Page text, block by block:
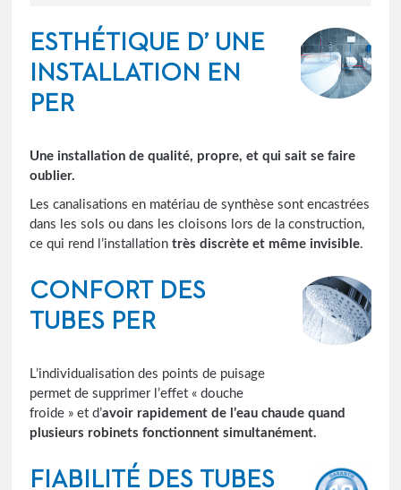
ESTHÉTIQUE D’ UNE
INSTALLATION EN
PER
Une installation de qualité, propre, et qui sait se faire
oublier.
Les canalisations en matériau de synthèse sont encastrées
dans les sols ou dans les cloisons lors de la construction,
ce qui rend l’installationtrès discrète et même invisible.
CONFORT DES
TUBES PER
L’individualisation des points de puisage
permet de supprimer l’effet « douche
froide » et d’avoir rapidement de l’eau chaude quand
plusieurs robinets fonctionnent simultanément.
FIABILITÉ DES TUBES